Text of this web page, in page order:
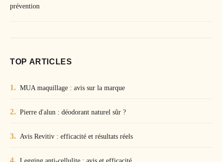
prévention
TOP ARTICLES
MUA maquillage : avis sur la marque
Pierre d'alun : déodorant naturel sûr ?
Avis Revitiv : efficacité et résultats réels